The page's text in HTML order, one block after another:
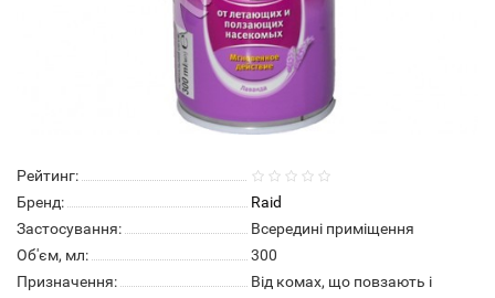
Рейтинг:
Бренд:
Raid
Застосування:
Всередині приміщення
Об'єм, мл:
300
Призначення:
Від комах, що повзають і